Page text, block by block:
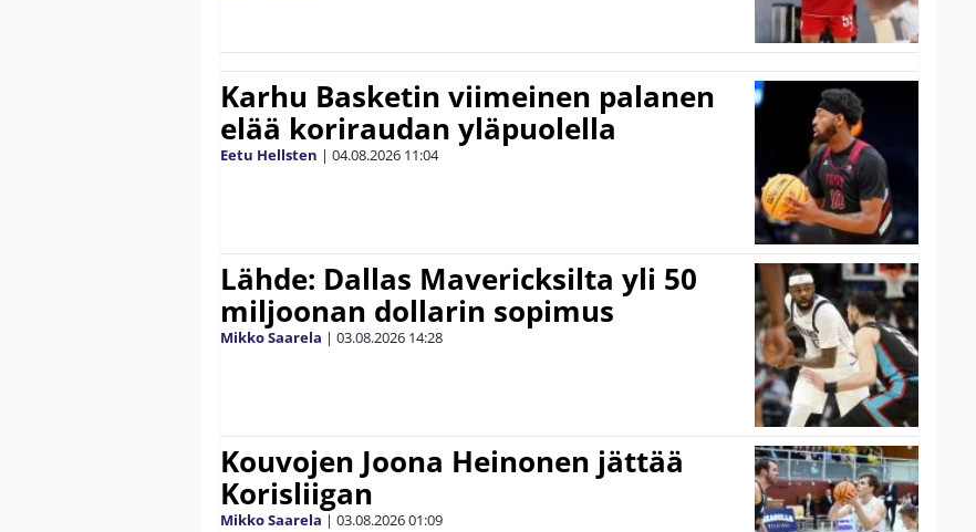
Karhu Basketin viimeinen palanen
elää koriraudan yläpuolella
Eetu Hellsten | 04.08.2026 11:04
Lähde: Dallas Mavericksilta yli 50
miljoonan dollarin sopimus
Mikko Saarela | 03.08.2026 14:28
Kouvojen Joona Heinonen jättää
Korisliigan
Mikko Saarela | 03.08.202601:09